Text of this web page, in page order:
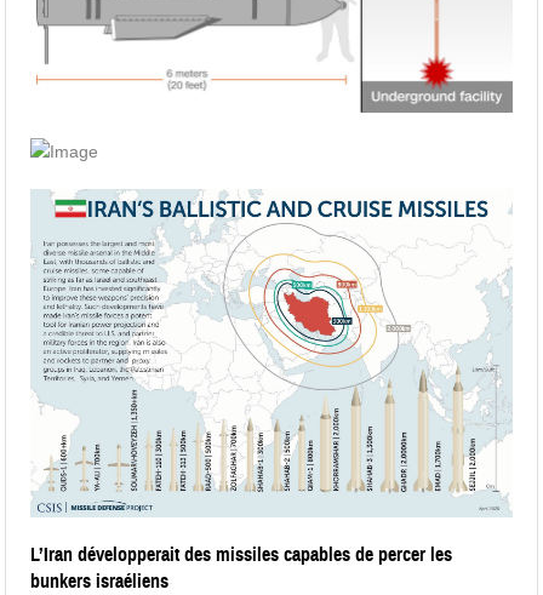
L’Iran développerait des missiles capables de percer les
bunkers israéliens